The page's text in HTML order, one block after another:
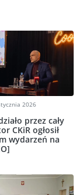
2026
przez cały
CKiR ogłosił
wydarzeń na